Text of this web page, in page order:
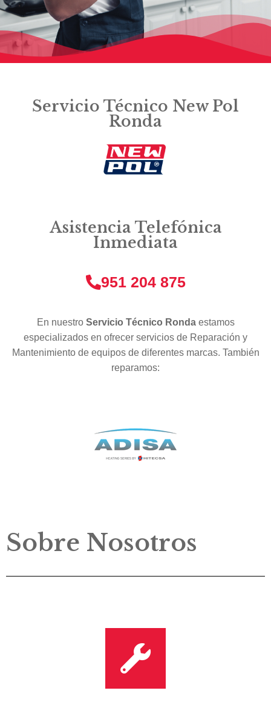
Servicio Técnico New Pol
Ronda
Asistencia Telefónica
Inmediata
951 204 875
En nuestro Servicio Técnico Rondaestamos
especializados en ofrecer servicios de Reparación y
Mantenimiento de equipos de diferentes marcas. También
reparamos:
Sobre Nosotros